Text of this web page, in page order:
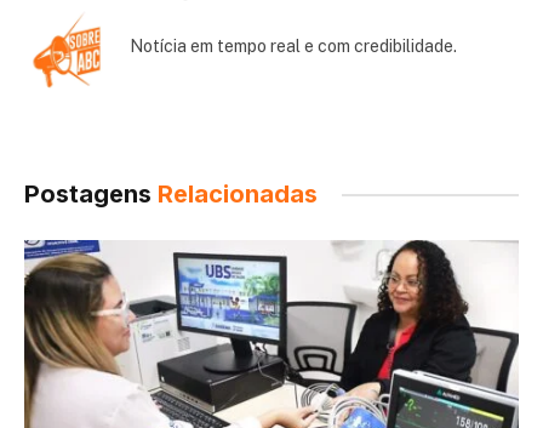
Notícia em tempo real e com credibilidade.
Postagens Relacionadas